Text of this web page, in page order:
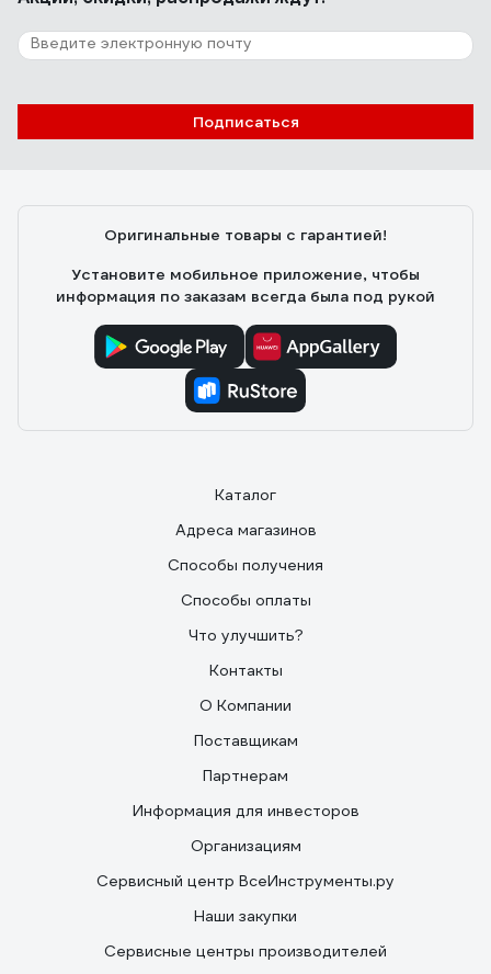
Подписаться
Оригинальные товары с гарантией!
Установите мобильное приложение, чтобы
информация по заказам всегда была под рукой
Каталог
Адреса магазинов
Способы получения
Способы оплаты
Что улучшить?
Контакты
О Компании
Поставщикам
Партнерам
Информация для инвесторов
Организациям
Сервисный центр ВсеИнструменты.ру
Наши закупки
Сервисные центры производителей